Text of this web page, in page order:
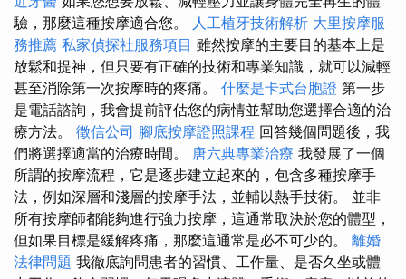
驗，那麼這種按摩適合您。 人工植牙技術解析 大里按摩服
務推薦 私家偵探社服務項目 雖然按摩的主要目的基本上是
放鬆和提神，但只要有正確的技術和專業知識，就可以減輕
甚至消除第一次按摩時的疼痛。 什麼是卡式台胞證 第一步
是電話諮詢，我會提前評估您的病情並幫助您選擇合適的治
療方法。 徵信公司 腳底按摩證照課程 回答幾個問題後，我
們將選擇適當的治療時間。 唐六典專業治療 我發展了一個
所謂的按摩流程，它是逐步建立起來的，包含多種按摩手
法，例如深層和淺層的按摩手法，並輔以熱手技術。 並非
所有按摩師都能夠進行強力按摩，這通常取決於您的體型，
但如果目標是緩解疼痛，那麼這通常是必不可少的。 離婚
法律問題 我徹底詢問患者的習慣、工作量、是否久坐或體